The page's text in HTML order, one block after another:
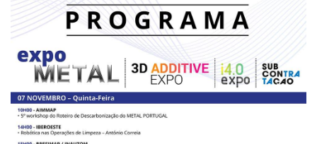
Del 11 al 13 de noviembre de 2026 - EXPOSALÃO,
Batalha
De miércoles a viernes, de 10h a 19h